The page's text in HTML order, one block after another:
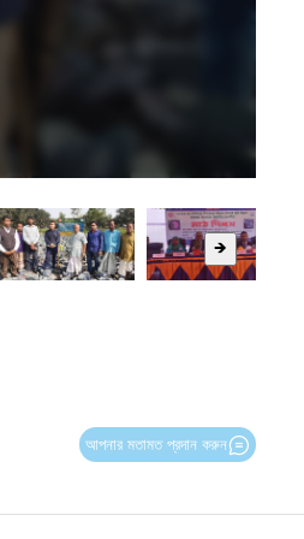
🡺
আপনার মতামত প্রদান করুন